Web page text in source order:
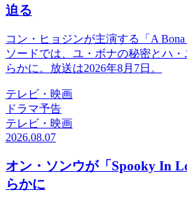
迫る
コン・ヒョジンが主演する「A
ソードでは、ユ・ボナの秘密とハ
らかに。放送は2026年8月7日。
テレビ・映画
ドラマ予告
テレビ・映画
2026.08.07
オン・ソンウが「Spooky In
らかに